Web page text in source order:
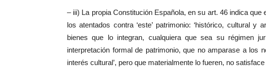
– iii) La propia Constitución Española, en su art. 46 indica
los atentados contra ‘este’ patrimonio: ‘histórico, cultural
bienes que lo integran, cualquiera que sea su régimen
interpretación formal de patrimonio, que no amparase a los
interés cultural’, pero que materialmente lo fueren, no